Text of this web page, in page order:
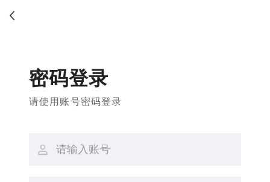
密码登录
请使用账号密码登录